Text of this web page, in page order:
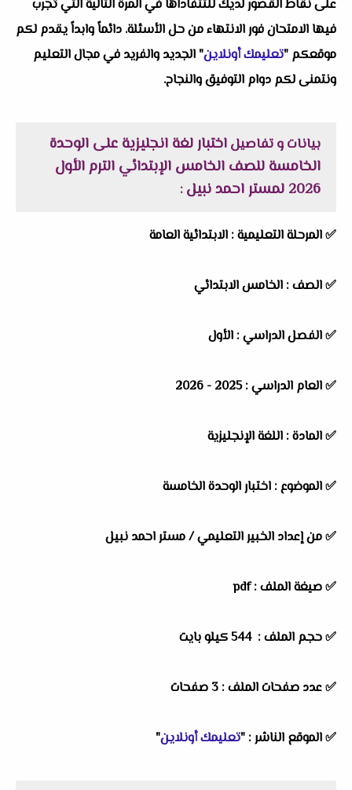
على نقاط القصور لديك للتتفاداها في المرة التالية التي تجرب
فيها الامتحان فور الانتهاء من حل الأسئلة. دائماً وابداً يقدم لكم
موقعكم "تعليمك أونلاين" الجديد والفريد في مجال التعليم
ونتمنى لكم دوام التوفيق والنجاح.
بيانات و تفاصيلاختبار لغة انجليزية على الوحدة
الخامسة للصف الخامس الإبتدائي الترم الأول
2026 لمستر احمد نبيل
:
✅المرحلة التعليمية : الابتدائية العامة
✅الصف : الخامس الابتدائي
✅الفصل الدراسي : الأول
✅العام الدراسي :2025 - 2026
✅المادة : اللغة الإنجليزية
✅الموضوع : اختبار الوحدة الخامسة
✅من إعداد الخبير التعليمي / مستر احمد نبيل
✅ صيغة الملف : pdf
✅ حجم الملف : 544 كيلو بايت
✅ عدد صفحات الملف : 3 صفحات
✅الموقع الناشر : "تعليمك أونلاين"